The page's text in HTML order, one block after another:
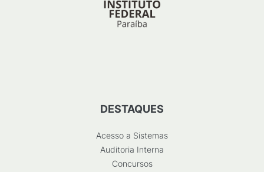
DESTAQUES
Acesso a Sistemas
Auditoria Interna
Concursos